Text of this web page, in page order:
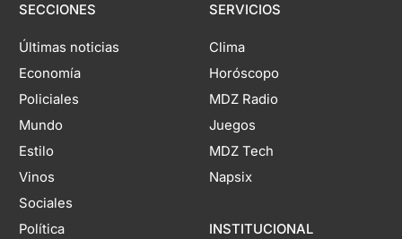
SECCIONES
Últimas noticias
Economía
Policiales
Mundo
Estilo
Vinos
Sociales
Política
SERVICIOS
Clima
Horóscopo
MDZ Radio
Juegos
MDZ Tech
Napsix
INSTITUCIONAL